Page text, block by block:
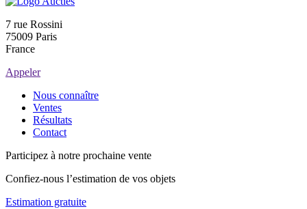
7 rue Rossini
75009 Paris
France
Appeler
Nous connaître
Ventes
Résultats
Contact
Participez à notre prochaine vente
Confiez-nous l’estimation de vos objets
Estimation gratuite